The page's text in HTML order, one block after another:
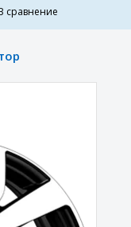
сравнение